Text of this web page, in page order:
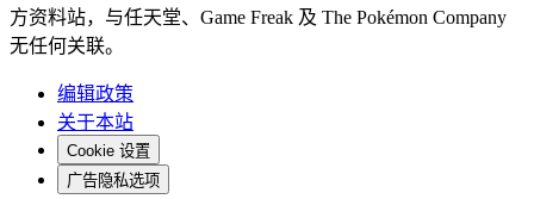
方资料站，与任天堂、Game Freak 及 The Pokémon Company
无任何关联。
编辑政策
关于本站
Cookie 设置
广告隐私选项